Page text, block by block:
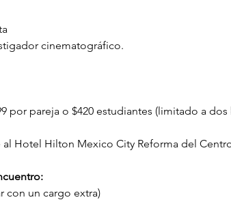
cinematográfico.
por pareja o $420 estudiantes (limitado a
al Hotel Hilton Mexico City Reforma del
con un cargo extra)